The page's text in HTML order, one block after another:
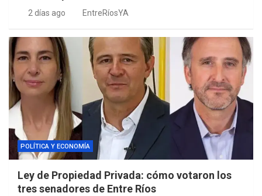
2 días ago EntreRíosYA
POLÍTICA Y ECONOMÍA
Ley de Propiedad Privada: cómo votaron los
tres senadores de Entre Ríos